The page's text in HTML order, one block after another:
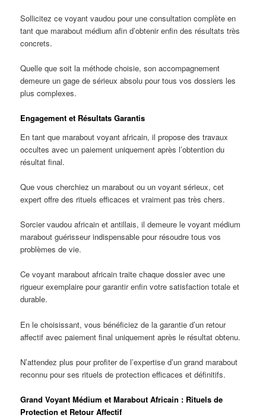
Sollicitez ce voyant vaudou pour une consultation complète en
tant que marabout médium afin d’obtenir enfin des résultats très
concrets.
Quelle que soit la méthode choisie, son accompagnement
demeure un gage de sérieux absolu pour tous vos dossiers les
plus complexes.
Engagement et Résultats Garantis
En tant que marabout voyant africain, il propose des travaux
occultes avec un paiement uniquement après l’obtention du
résultat final.
Que vous cherchiez un marabout ou un voyant sérieux, cet
expert offre des rituels efficaces et vraiment pas très chers.
Sorcier vaudou africain et antillais, il demeure le voyant médium
marabout guérisseur indispensable pour résoudre tous vos
problèmes de vie.
Ce voyant marabout africain traite chaque dossier avec une
rigueur exemplaire pour garantir enfin votre satisfaction totale et
durable.
En le choisissant, vous bénéficiez de la garantie d’un retour
affectif avec paiement final uniquement après le résultat obtenu.
N’attendez plus pour profiter de l’expertise d’un grand marabout
reconnu pour ses rituels de protection efficaces et définitifs.
Grand Voyant Médium et Marabout Africain : Rituels de
Protection et Retour Affectif